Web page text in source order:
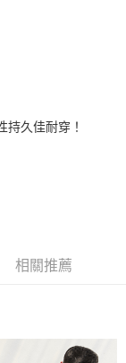
頁面所載為準。
算日後寄送繳費提
。 讓您購物簡單
持久佳耐穿！
相關推薦